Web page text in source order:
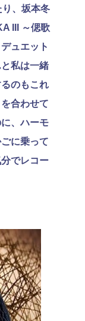
り、坂本冬
III ～偲歌
ュエット
私は一緒
のもこれ
合わせて
、ハーモ
に乗って
でレコー